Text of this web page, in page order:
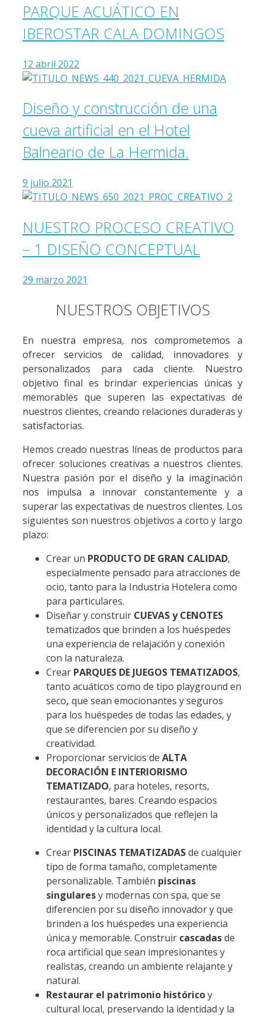
PARQUE ACUÁTICO EN
IBEROSTAR CALA DOMINGOS
12 abril 2022
Diseño y construcción de una
cueva artificial en el Hotel
Balneario de La Hermida.
9 julio 2021
NUESTRO PROCESO CREATIVO
– 1 DISEÑO CONCEPTUAL
29 marzo 2021
NUESTROS OBJETIVOS
En nuestra empresa, nos comprometemos a
ofrecer servicios de calidad, innovadores y
personalizados para cada cliente. Nuestro
objetivo final es brindar experiencias únicas y
memorables que superen las expectativas de
nuestros clientes, creando relaciones duraderas y
satisfactorias.
Hemos creado nuestras líneas de productos para
ofrecer soluciones creativas a nuestros clientes.
Nuestra pasión por el diseño y la imaginación
nos impulsa a innovar constantemente y a
superar las expectativas de nuestros clientes. Los
siguientes son nuestros objetivos a corto y largo
plazo:
Crear un PRODUCTO DE GRAN CALIDAD,
especialmente pensado para atracciones de
ocio, tanto para la Industria Hotelera como
para particulares.
Diseñar y construir CUEVAS y CENOTES
tematizados que brinden a los huéspedes
una experiencia de relajación y conexión
con la naturaleza.
Crear PARQUES DE JUEGOS TEMATIZADOS,
tanto acuáticos como de tipo playground en
seco, que sean emocionantes y seguros
para los huéspedes de todas las edades, y
que se diferencien por su diseño y
creatividad.
Proporcionar servicios de ALTA
DECORACIÓN E INTERIORISMO
TEMATIZADO, para hoteles, resorts,
restaurantes, bares. Creando espacios
únicos y personalizados que reflejen la
identidad y la cultura local.
Crear PISCINAS TEMATIZADASde cualquier
tipo de forma tamaño, completamente
personalizable. También piscinas
singularesy modernas con spa, que se
diferencien por su diseño innovador y que
brinden a los huéspedes una experiencia
única y memorable. Construir cascadasde
roca artificial que sean impresionantes y
realistas, creando un ambiente relajante y
natural.
Restaurar el patrimonio históricoy
cultural local, preservando la identidad y la